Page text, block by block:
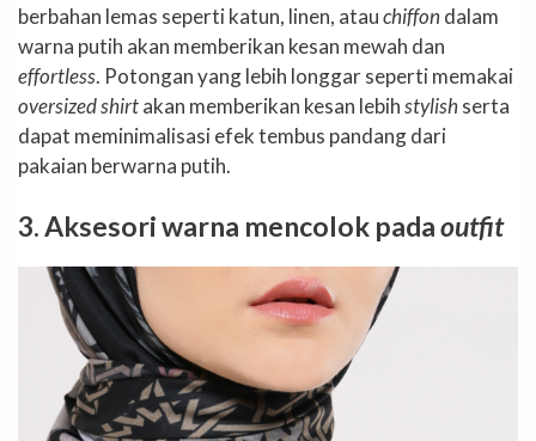
berbahan lemas seperti katun, linen, atauchiffon dalam
warna putih akan memberikan kesan mewah dan
effortless. Potongan yang lebih longgar seperti memakai
oversized shirtakan memberikan kesan lebihstylishserta
dapat meminimalisasi efek tembus pandang dari
pakaian berwarna putih.
3. Aksesori warna mencolok padaoutfit